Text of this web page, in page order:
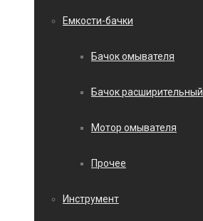
Емкости-бачки
Бачок омывателя
Бачок расширительный
Мотор омывателя
Прочее
Инструмент